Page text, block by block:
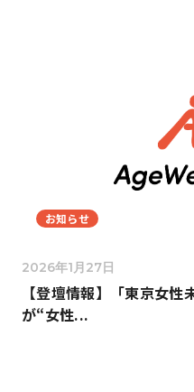
お知らせ
2026年1月27日
【登壇情報】「東京女
が“女性...